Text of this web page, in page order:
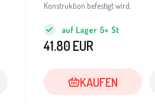
Konstruktion befestigt wird.
auf Lager 5+ St
41.80 EUR
KAUFEN